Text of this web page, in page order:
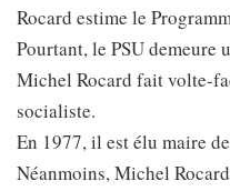
Rocard estime le
Pourtant, le PSU demeure
Michel Rocard fait volte-
socialiste.
En 1977, il est élu maire
Néanmoins, Michel